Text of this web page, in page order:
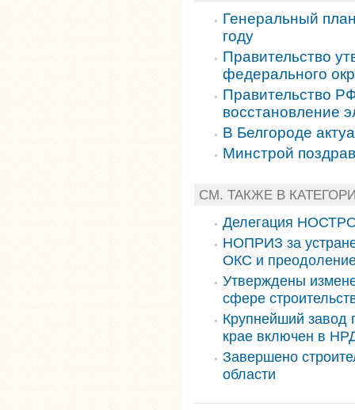
Генеральный
году
Правительство
федерального
Правительство
восстановление
В Белгороде
Минстрой
СМ. ТАКЖЕ В
Делегация
НОПРИЗ за
ОКС и
Утверждены
сфере
Крупнейший завод
крае включен в
Завершено
области